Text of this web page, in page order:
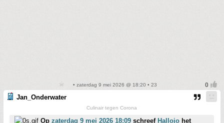
• zaterdag 9 mei 2026 @ 18:20 • 23
Jan_Onderwater
Culinair tegen Corona
Op zaterdag 9 mei 2026 18:09 schreef Hallojo het